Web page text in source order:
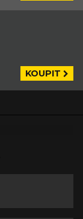
KOUPIT